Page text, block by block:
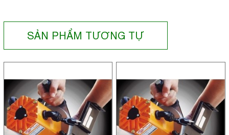
SẢN PHẨM TƯƠNG TỰ